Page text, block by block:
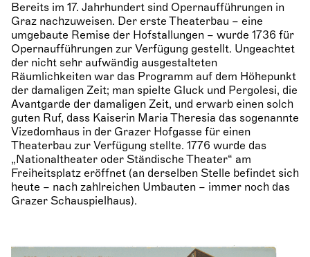
Bereits im 17. Jahrhundert sind Opernaufführungen in
Graz nachzuweisen. Der erste Theaterbau – eine
umgebaute Remise der Hofstallungen – wurde 1736 für
Opernaufführungen zur Verfügung gestellt. Ungeachtet
der nicht sehr aufwändig ausgestalteten
Räumlichkeiten war das Programm auf dem Höhepunkt
der damaligen Zeit; man spielte Gluck und Pergolesi, die
Avantgarde der damaligen Zeit, und erwarb einen solch
guten Ruf, dass Kaiserin Maria Theresia das sogenannte
Vizedomhaus in der Grazer Hofgasse für einen
Theaterbau zur Verfügung stellte. 1776 wurde das
„Nationaltheater oder Ständische Theater“ am
Freiheitsplatz eröffnet (an derselben Stelle befindet sich
heute – nach zahlreichen Umbauten – immer noch das
Grazer Schauspielhaus).